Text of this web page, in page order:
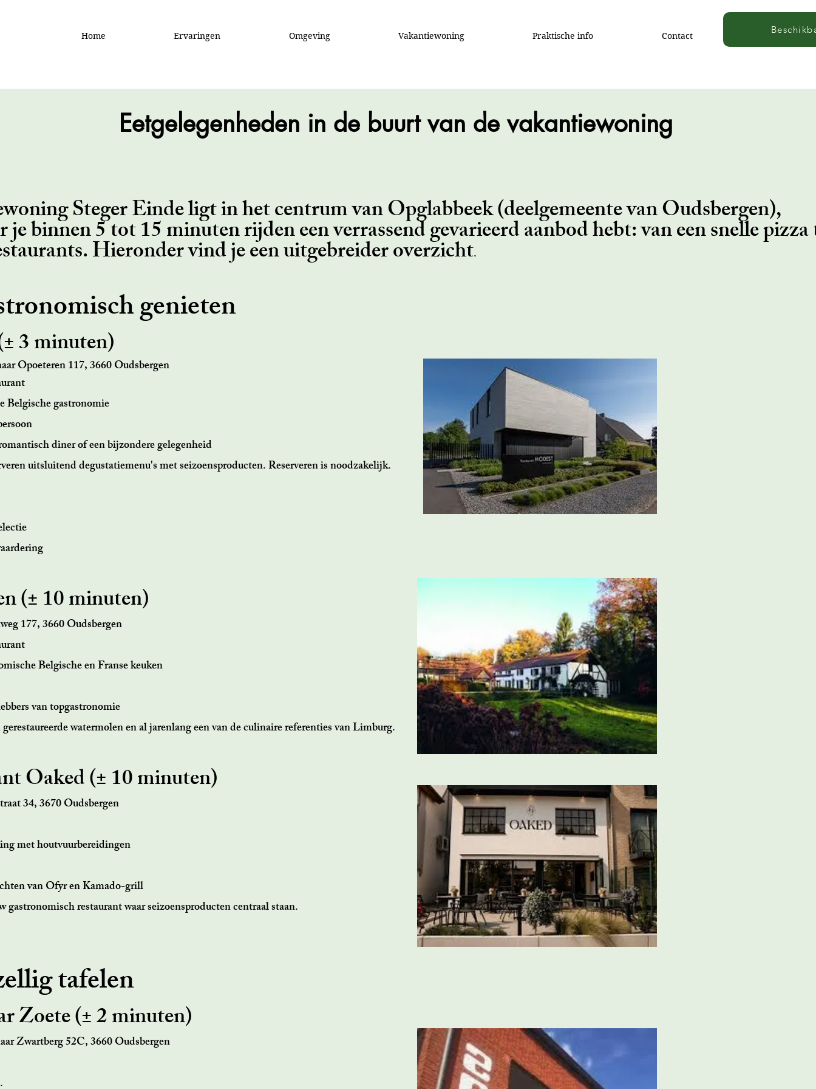
Home Ervaringen Omgeving Vakantiewoning Praktische info Contact
Eetgelegenheden in de buurt van de vakantiewoning
Steger Einde ligt in het centrum van Opglabbeek (deelgemeente van Oudsbergen),
je binnen 5 tot 15 minuten rijden een verrassend gevarieerd aanbod hebt: van een snelle
Hieronder vind je een uitgebreider overzicht.
genieten
3 minuten)
Opoeteren 117, 3660 Oudsbergen
Belgische gastronomie
diner of een bijzondere gelegenheid
uitsluitend degustatiemenu's met seizoensproducten. Reserveren is noodzakelijk.
(± 10 minuten)
177, 3660 Oudsbergen
Belgische en Franse keuken
van topgastronomie
watermolen en al jarenlang een van de culinaire referenties van Limburg.
Oaked (± 10 minuten)
34, 3670 Oudsbergen
met houtvuurbereidingen
van Ofyr en Kamado-grill
gastronomisch restaurant waar seizoensproducten centraal staan.
tafelen
Zoete (± 2 minuten)
Zwartberg 52C, 3660 Oudsbergen